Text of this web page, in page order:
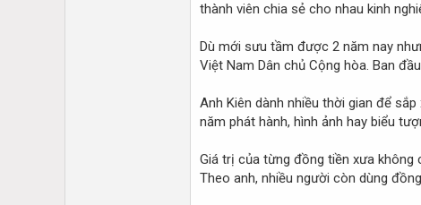
thành viên chia sẻ cho nhau kinh
Dù mới sưu tầm được 2 năm nay
Việt Nam Dân chủ Cộng hòa. Ban
Anh Kiên dành nhiều thời gian để
năm phát hành, hình ảnh hay biểu
Giá trị của từng đồng tiền xưa không
Theo anh, nhiều người còn dùng